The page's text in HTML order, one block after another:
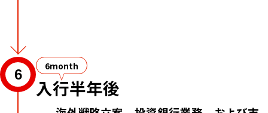
6
6month
入行半年後